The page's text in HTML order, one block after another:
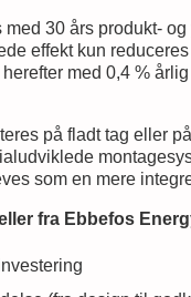
med 30 års produkt-
effekt kun
med 0,4 %
på fladt tag eller
som en mere
fra Ebbefos